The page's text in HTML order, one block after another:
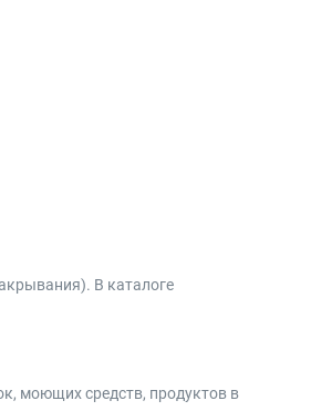
В каталоге
моющих средств, продуктов в